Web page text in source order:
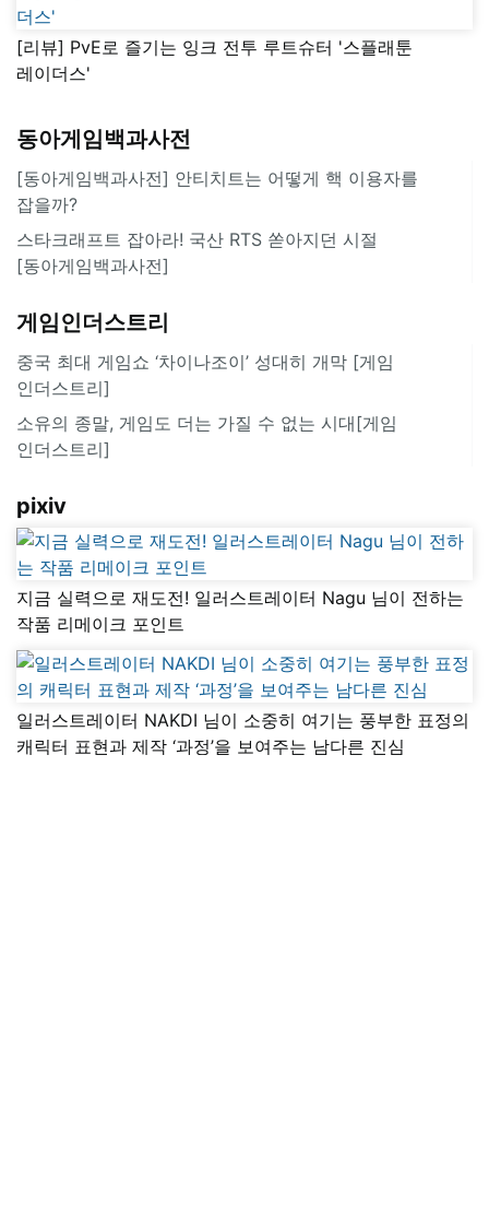
[리뷰] PvE로 즐기는 잉크 전투 루트슈터 '스플래툰
레이더스'
동아게임백과사전
[동아게임백과사전] 안티치트는 어떻게 핵 이용자를
잡을까?
스타크래프트 잡아라! 국산 RTS 쏟아지던 시절
[동아게임백과사전]
게임인더스트리
중국 최대 게임쇼 ‘차이나조이’ 성대히 개막 [게임
인더스트리]
소유의 종말, 게임도 더는 가질 수 없는 시대[게임
인더스트리]
pixiv
지금 실력으로 재도전! 일러스트레이터 Nagu 님이 전하는
작품 리메이크 포인트
일러스트레이터 NAKDI 님이 소중히 여기는 풍부한 표정의
캐릭터 표현과 제작 ‘과정’을 보여주는 남다른 진심